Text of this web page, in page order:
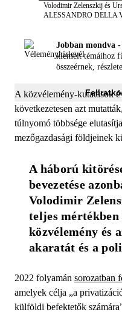
Volodimir Zelenszkij és
ALESSANDRO DELLA
Jobban mondva
kiemelt témáihoz
összeérnek,
A közvélemény-kutatások
következetesen azt
túlnyomó többsége
mezőgazdasági földjeinek
A háború
bevezetése
Volodimir
teljes
közvélemény és
akaratát és a
2022 folyamán sorozatban
amelyek célja „a
külföldi befektetők